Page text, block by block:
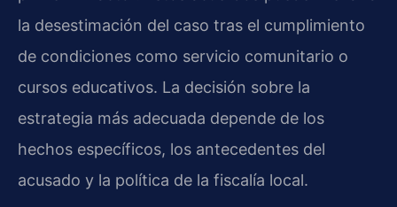
la desestimación del caso tras el cumplimiento
de condiciones como servicio comunitario o
cursos educativos. La decisión sobre la
estrategia más adecuada depende de los
hechos específicos, los antecedentes del
acusado y la política de la fiscalía local.